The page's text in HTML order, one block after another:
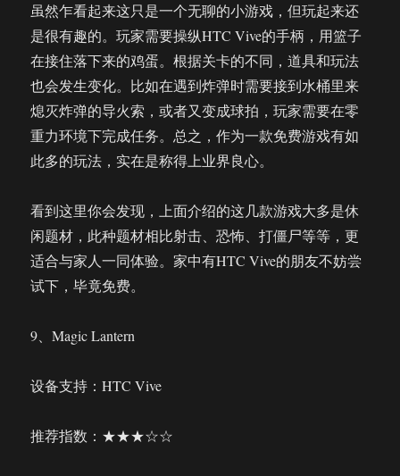
虽然乍看起来这只是一个无聊的小游戏，但玩起来还
是很有趣的。玩家需要操纵HTC Vive的手柄，用篮子
在接住落下来的鸡蛋。根据关卡的不同，道具和玩法
也会发生变化。比如在遇到炸弹时需要接到水桶里来
熄灭炸弹的导火索，或者又变成球拍，玩家需要在零
重力环境下完成任务。总之，作为一款免费游戏有如
此多的玩法，实在是称得上业界良心。
看到这里你会发现，上面介绍的这几款游戏大多是休
闲题材，此种题材相比射击、恐怖、打僵尸等等，更
适合与家人一同体验。家中有HTC Vive的朋友不妨尝
试下，毕竟免费。
9、Magic Lantern
设备支持：HTC Vive
推荐指数：★★★☆☆